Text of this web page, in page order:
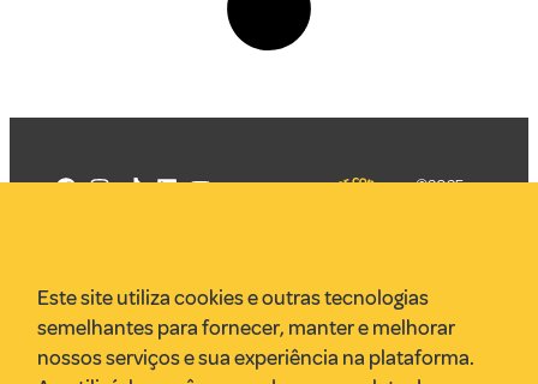
VR Assessoria
Parcerias
Envie uma pauta
©2025
Este site utiliza cookies e outras tecnologias
semelhantes para fornecer, manter e melhorar
nossos serviços e sua experiência na plataforma.